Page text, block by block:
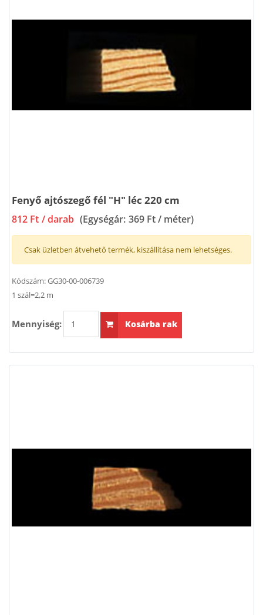
Fenyő ajtószegő fél "H" léc 220 cm
812 Ft / darab (Egységár: 369 Ft / méter)
Csak üzletben átvehető termék, kiszállítása nem lehetséges.
Kódszám:GG30-00-006739
1 szál=2,2 m
Mennyiség: Kosárba rak